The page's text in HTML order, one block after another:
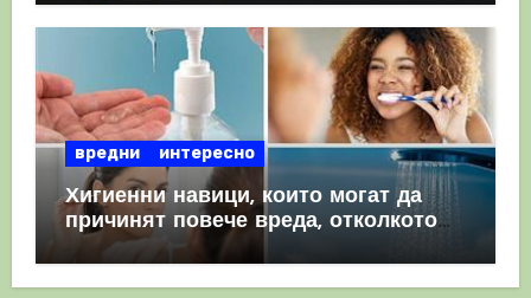
вредни интересно
Хигиенни навици, които могат да
причинят повече вреда, отколкото
полза